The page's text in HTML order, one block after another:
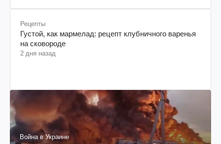
Рецепты
Густой, как мармелад: рецепт клубничного варенья
на сковороде
2 дня назад
Война в Украине